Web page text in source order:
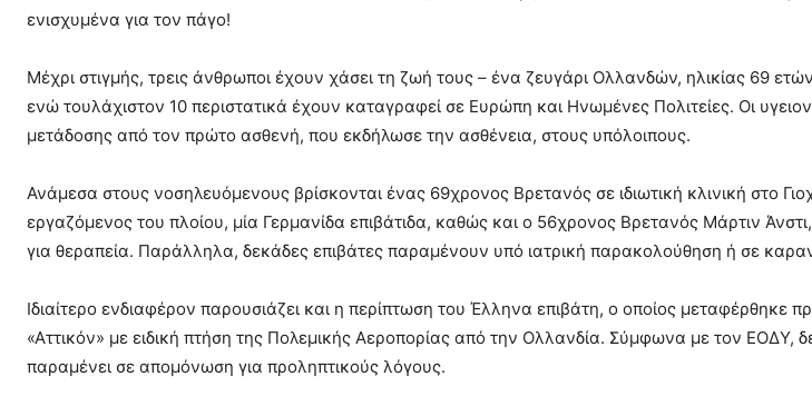
ενισχυμένα για τον πάγο!
Μέχρι στιγμής, τρεις άνθρωποι έχουν χάσει τη ζωή τους – ένα ζευγάρι Ολλανδών, ηλικίας 69
ενώ τουλάχιστον 10 περιστατικά έχουν καταγραφεί σε Ευρώπη και Ηνωμένες Πολιτείες. Οι
μετάδοσης από τον πρώτο ασθενή, που εκδήλωσε την ασθένεια, στους υπόλοιπους.
Ανάμεσα στους νοσηλευόμενους βρίσκονται ένας 69χρονος Βρετανός σε ιδιωτική κλινική στο
εργαζόμενος του πλοίου, μία Γερμανίδα επιβάτιδα, καθώς και ο 56χρονος Βρετανός Μάρτιν
για θεραπεία. Παράλληλα, δεκάδες επιβάτες παραμένουν υπό ιατρική παρακολούθηση ή σε
Ιδιαίτερο ενδιαφέρον παρουσιάζει και η περίπτωση του Έλληνα επιβάτη, ο οποίος μεταφέρθηκε
«Αττικόν» με ειδική πτήση της Πολεμικής Αεροπορίας από την Ολλανδία. Σύμφωνα με τον ΕΟΔΥ,
παραμένει σε απομόνωση για προληπτικούς λόγους.